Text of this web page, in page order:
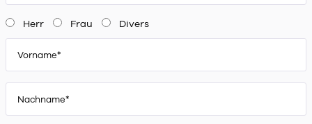
Herr Frau Divers